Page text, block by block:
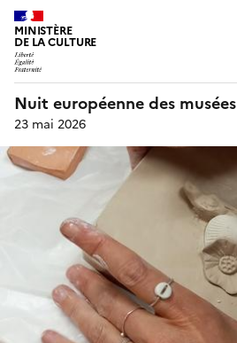
MINISTÈRE
DE LA CULTURE
Nuit européenne des musées
23 mai 2026